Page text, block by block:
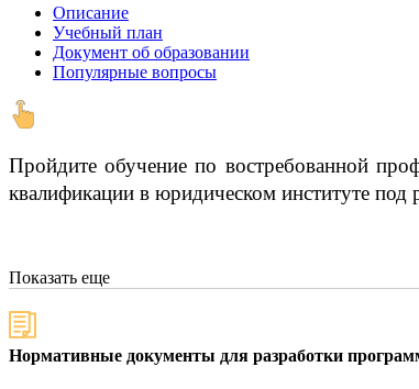
Описание
Учебный план
Документ об образовании
Популярные вопросы
Пройдите обучение по востребованной
квалификации в юридическом институте под
Показать еще
Нормативные документы для разработки